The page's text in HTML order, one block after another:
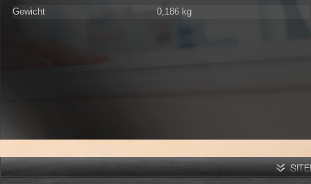
Gewicht 0,186 kg